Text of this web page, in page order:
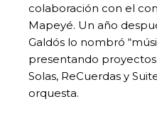
colaboración con el
Mapeyé. Un año
Galdós lo nombró
presentando
Solas, ReCuerdas y
orquesta.